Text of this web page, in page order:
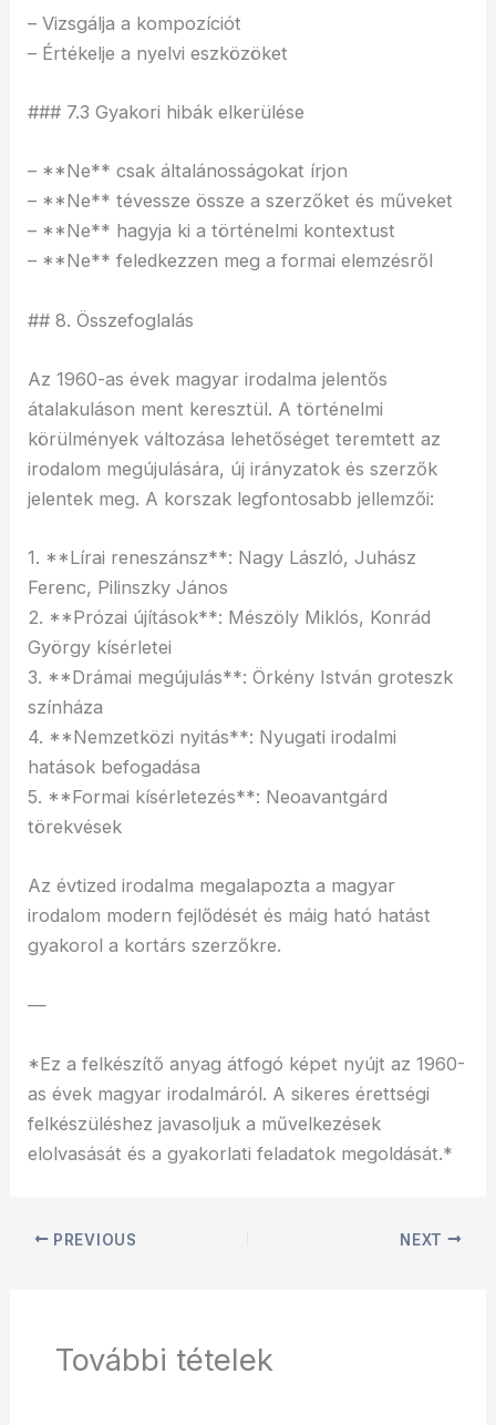
– Vizsgálja a kompozíciót
– Értékelje a nyelvi eszközöket
### 7.3 Gyakori hibák elkerülése
– **Ne** csak általánosságokat írjon
– **Ne** tévessze össze a szerzőket és műveket
– **Ne** hagyja ki a történelmi kontextust
– **Ne** feledkezzen meg a formai elemzésről
## 8. Összefoglalás
Az 1960-as évek magyar irodalma jelentős
átalakuláson ment keresztül. A történelmi
körülmények változása lehetőséget teremtett az
irodalom megújulására, új irányzatok és szerzők
jelentek meg. A korszak legfontosabb jellemzői:
1. **Lírai reneszánsz**: Nagy László, Juhász
Ferenc, Pilinszky János
2. **Prózai újítások**: Mészöly Miklós, Konrád
György kísérletei
3. **Drámai megújulás**: Örkény István groteszk
színháza
4. **Nemzetközi nyitás**: Nyugati irodalmi
hatások befogadása
5. **Formai kísérletezés**: Neoavantgárd
törekvések
Az évtized irodalma megalapozta a magyar
irodalom modern fejlődését és máig ható hatást
gyakorol a kortárs szerzőkre.
—
*Ez a felkészítő anyag átfogó képet nyújt az 1960-
as évek magyar irodalmáról. A sikeres érettségi
felkészüléshez javasoljuk a művelkezések
elolvasását és a gyakorlati feladatok megoldását.*
PREVIOUS NEXT
További tételek